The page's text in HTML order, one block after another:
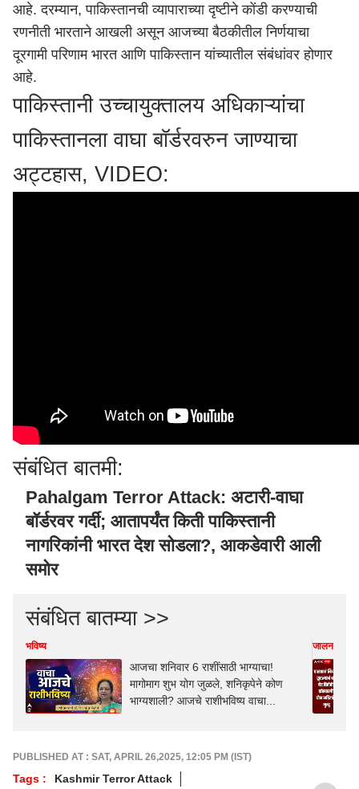
आहे. दरम्यान, पाकिस्तानची व्यापाराच्या दृष्टीने कोंडी करण्याची
रणनीती भारताने आखली असून आजच्या बैठकीतील निर्णयाचा
दूरगामी परिणाम भारत आणि पाकिस्तान यांच्यातील संबंधांवर होणार
आहे.
पाकिस्तानी उच्चायुक्तालय अधिकाऱ्यांचा
पाकिस्तानला वाघा बॉर्डरवरुन जाण्याचा
अट्टहास, VIDEO:
संबंधित बातमी:
Pahalgam Terror Attack: अटारी-वाघा
बॉर्डरवर गर्दी; आतापर्यंत किती पाकिस्तानी
नागरिकांनी भारत देश सोडला?, आकडेवारी आली
समोर
संबंधित बातम्या >>
भविष्य
आजचा शनिवार 6 राशींसाठी भाग्याचा!
मागोमाग शुभ योग जुळले, शनिकृपेने कोण
भाग्यशाली? आजचे राशीभविष्य वाचा...
जालना
PUBLISHED AT : SAT, APRIL 26,2025, 12:05 PM (IST)
Tags :
Kashmir Terror Attack